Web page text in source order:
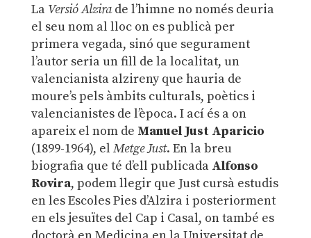
La Versió Alzirade l’himne no només deuria
el seu nom al lloc on es publicà per
primera vegada, sinó que segurament
l’autor seria un fill de la localitat, un
valencianista alzireny que hauria de
moure’s pels àmbits culturals, poètics i
valencianistes de l’època. I ací és a on
apareix el nom de Manuel Just Aparicio
(1899-1964), el Metge Just. En la breu
biografia que té d’ell publicada Alfonso
Rovira, podem llegir que Just cursà estudis
en les Escoles Pies d’Alzira i posteriorment
en els jesuïtes del Cap i Casal, on també es